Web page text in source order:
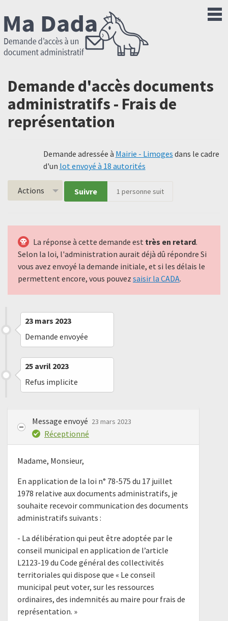
Demande d'accès documents
administratifs - Frais de
représentation
Demande adressée à Mairie - Limoges dans le cadre
d'un lot envoyé à 18 autorités
Actions Suivre 1 personne suit
La réponse à cette demande est très en retard.
Selon la loi, l'administration aurait déjà dû répondre Si
vous avez envoyé la demande initiale, et si les délais le
permettent encore, vous pouvez saisir la CADA.
23 mars 2023
Demande envoyée
25 avril 2023
Refus implicite
Message envoyé 23 mars 2023
Réceptionné
Madame, Monsieur,
En application de la loi n° 78-575 du 17 juillet
1978 relative aux documents administratifs, je
souhaite recevoir communication des documents
administratifs suivants :
- La délibération qui peut être adoptée par le
conseil municipal en application de l’article
L2123-19 du Code général des collectivités
territoriales qui dispose que « Le conseil
municipal peut voter, sur les ressources
ordinaires, des indemnités au maire pour frais de
représentation. »